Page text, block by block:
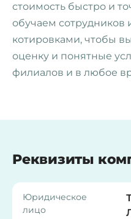
стоимость быстро и
обучаем сотрудников
котировками, чтобы
оценку и понятные
филиалов и в любое
Реквизиты
Юридическое
лицо